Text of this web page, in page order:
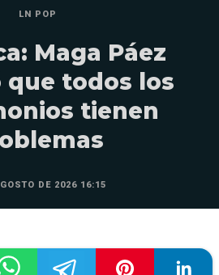
LN POP
Maga Páez
que todos los
tienen
DE 2026 16:15